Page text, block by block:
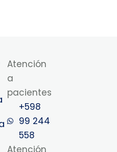
Atención
a
pacientes
+598
99 244
558